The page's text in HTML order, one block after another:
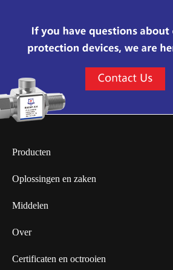
Producten
Oplossingen en zaken
Middelen
Over
Certificaten en octrooien